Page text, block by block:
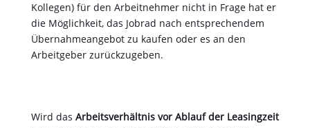
Kollegen) für den Arbeitnehmer nicht in Frage hat er
die Möglichkeit, das Jobrad nach entsprechendem
Übernahmeangebot zu kaufen oder es an den
Arbeitgeber zurückzugeben.
Wird das Arbeitsverhältnis vor Ablauf der Leasingzeit